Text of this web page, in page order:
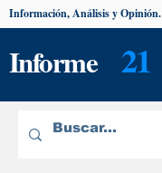
Informe 21
Información, Análisis y Opinión.